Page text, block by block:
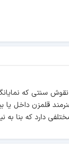
طرح گل و مرغ مسی 15
قلمزن داخل
دارد که بنا